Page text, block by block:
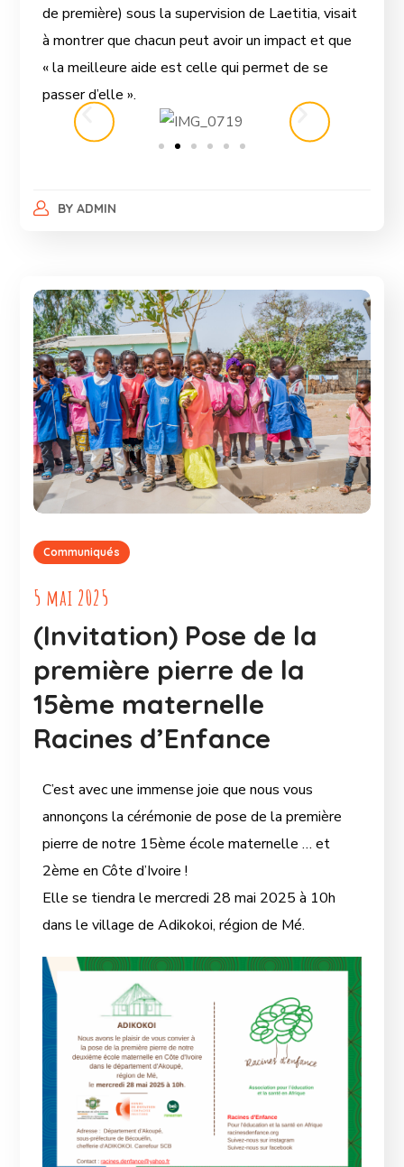
de première) sous la supervision de Laetitia, visait
à montrer que chacun peut avoir un impact et que
« la meilleure aide est celle qui permet de se
passer d’elle ».
BY ADMIN
Communiqués
5 mai 2025
(Invitation) Pose de la
première pierre de la
15ème maternelle
Racines d’Enfance
C’est avec une immense joie que nous vous
annonçons la cérémonie de pose de la première
pierre de notre 15ème école maternelle … et
2ème en Côte d’Ivoire !
Elle se tiendra le mercredi 28 mai 2025 à 10h
dans le village de Adikokoi, région de Mé.